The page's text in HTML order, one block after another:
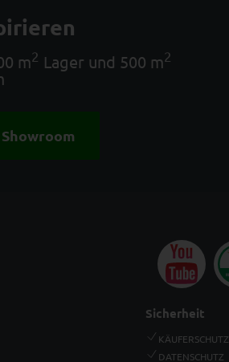
m2 Lager und 500 m2
Sicherheit
KÄUFERSCHUTZ
DATENSCHUTZ